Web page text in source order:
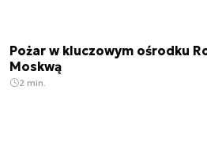
Pożar w kluczowym ośrodku
Moskwą
2 min.